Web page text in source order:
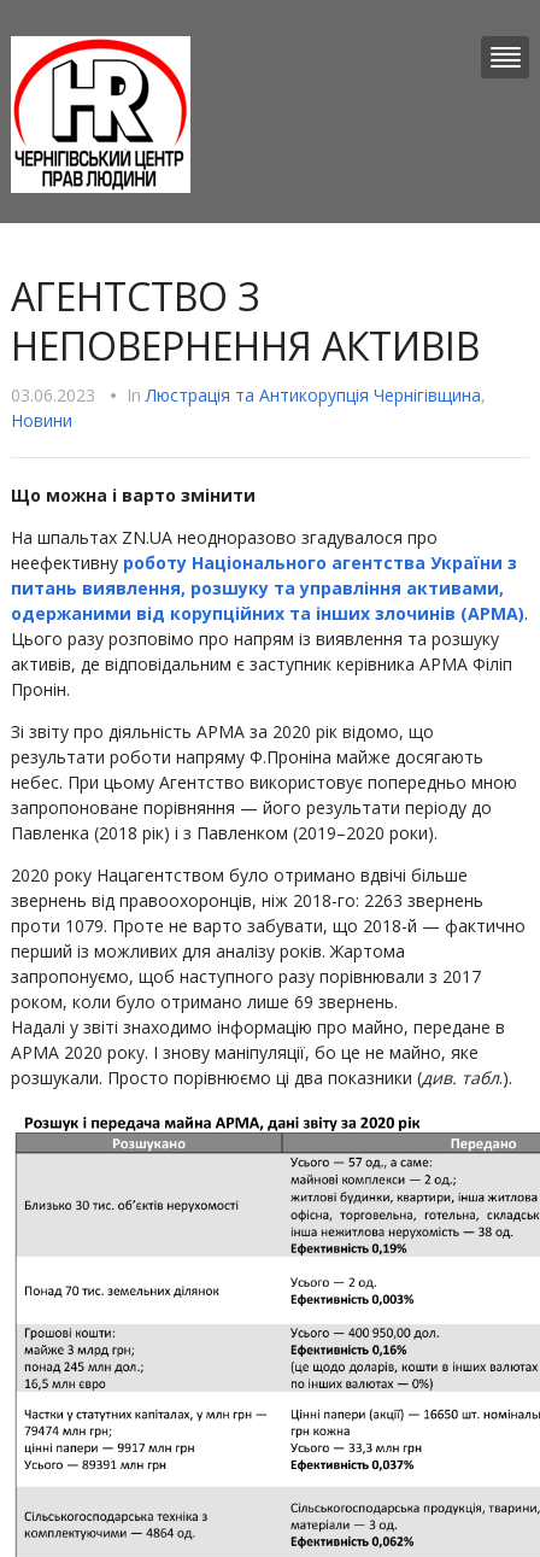
АГЕНТСТВО З
НЕПОВЕРНЕННЯ АКТИВІВ
03.06.2023 • InЛюстрацiя та Антикорупцiя Чернігівщина,
Новини
Що можна і варто змінити
На шпальтах ZN.UA неодноразово згадувалося про
неефективну роботу Національного агентства України з
питань виявлення, розшуку та управління активами,
одержаними від корупційних та інших злочинів (АРМА).
Цього разу розповімо про напрям із виявлення та розшуку
активів, де відповідальним є заступник керівника АРМА Філіп
Пронін.
Зі звіту про діяльність АРМА за 2020 рік відомо, що
результати роботи напряму Ф.Проніна майже досягають
небес. При цьому Агентство використовує попередньо мною
запропоноване порівняння — його результати періоду до
Павленка (2018 рік) і з Павленком (2019–2020 роки).
2020 року Нацагентством було отримано вдвічі більше
звернень від правоохоронців, ніж 2018-го: 2263 звернень
проти 1079. Проте не варто забувати, що 2018-й — фактично
перший із можливих для аналізу років. Жартома
запропонуємо, щоб наступного разу порівнювали з 2017
роком, коли було отримано лише 69 звернень.
Надалі у звіті знаходимо інформацію про майно, передане в
АРМА 2020 року. І знову маніпуляції, бо це не майно, яке
розшукали. Просто порівнюємо ці два показники (див. табл.).